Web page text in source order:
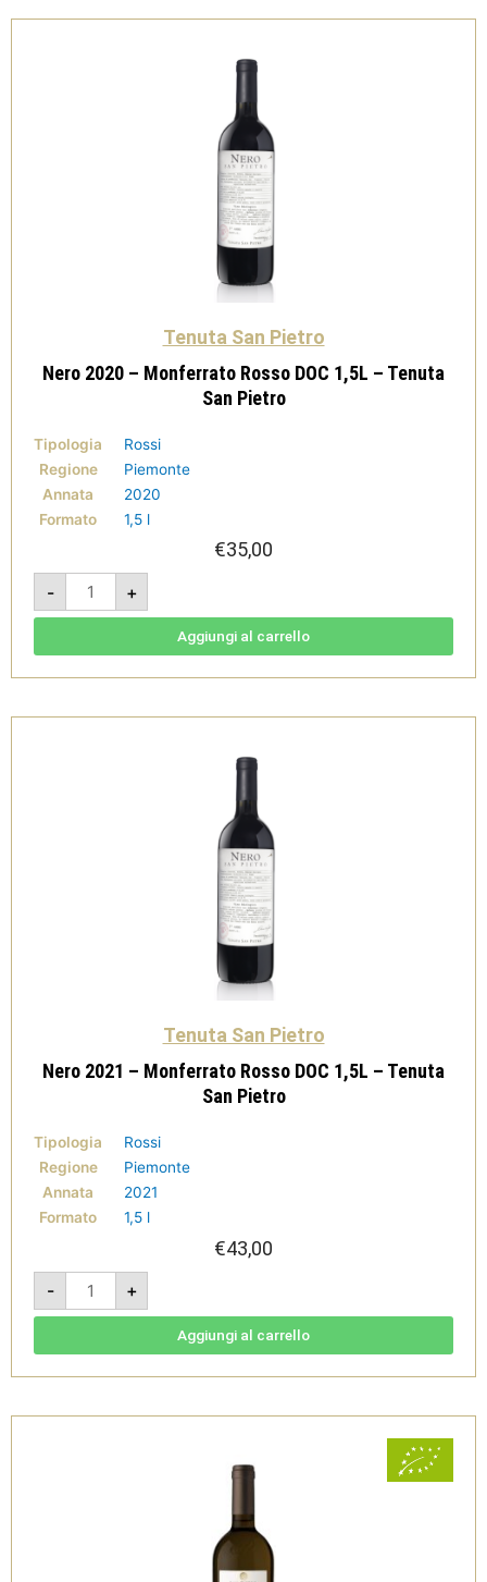
San
Tenuta San Pietro
Nero 2020 – Monferrato Rosso DOC 1,5L – Tenuta
San Pietro
Tipologia
Rossi
Regione
Piemonte
Annata
2020
Formato
1,5 l
€35,00
-
Nero
2020
-
Monferrato
-
Pietro
+
Aggiungi al carrello
Tenuta San Pietro
Nero 2021 – Monferrato Rosso DOC 1,5L – Tenuta
San Pietro
Tipologia
Rossi
Regione
Piemonte
Annata
2021
Formato
1,5 l
€43,00
-
Nero
2021
-
Monferrato
-
Pietro
+
Aggiungi al carrello